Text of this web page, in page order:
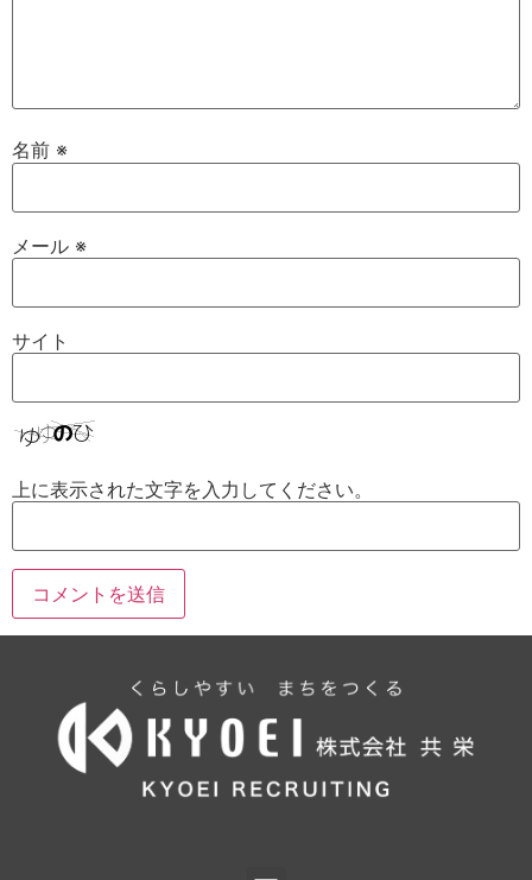
名前 ※
メール ※
サイト
上に表示された文字を入力してください。